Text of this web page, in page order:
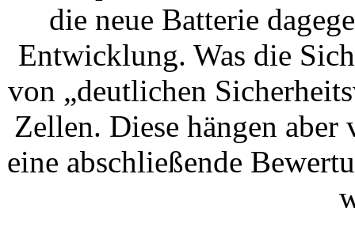
die neue Batterie
Entwicklung. Was die
von „deutlichen
Zellen. Diese hängen
eine abschließende